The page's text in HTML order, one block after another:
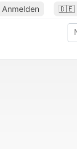
Anmelden 🇩🇪